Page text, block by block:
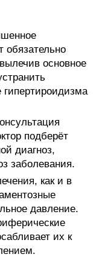
обязательно
основное
гипертироидизма
подберёт
диагноз,
заболевания.
как и в
давление.
их к